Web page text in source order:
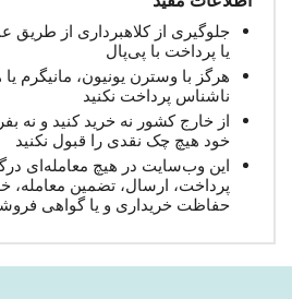
جلوگیری از کلاهبرداری از
یا پرداخت با پی‌پال
هرگز با وسترن یونیون، مانیگرم
ناشناس پرداخت نکنید
از خارج کشور نه خرید کنید و نه
خود هیچ چک نقدی را قبول نکنید
این وب‌سایت در هیچ معامله‌ای
پرداخت، ارسال، تضمین معامله،
حفاظت خریداری و یا گواهی